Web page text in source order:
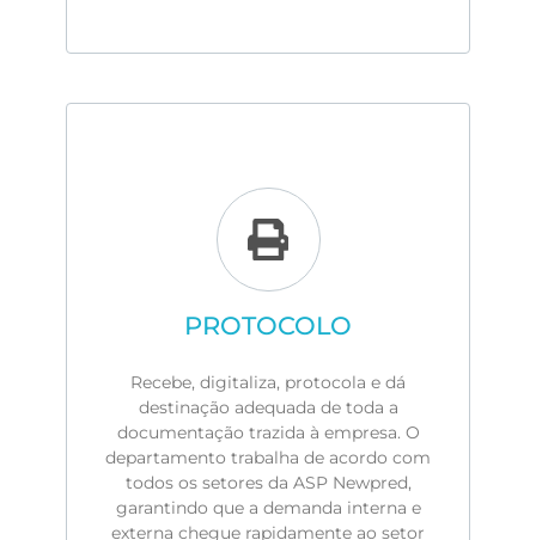
PROTOCOLO
Recebe, digitaliza, protocola e dá
destinação adequada de toda a
documentação trazida à empresa. O
departamento trabalha de acordo com
todos os setores da ASP Newpred,
garantindo que a demanda interna e
externa chegue rapidamente ao setor